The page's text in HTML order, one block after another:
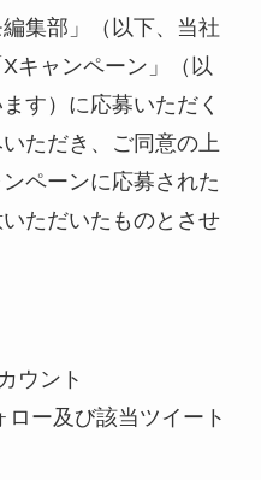
集部」（以下、当社
キャンペーン」（以
す）に応募いただく
ただき、ご同意の上
ペーンに応募された
ただいたものとさせ
ウント
ロー及び該当ツイート